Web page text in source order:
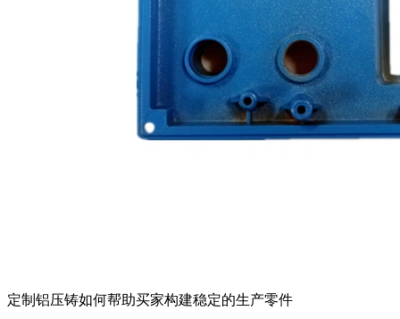
定制铝压铸如何帮助买家构建稳定的生产零件